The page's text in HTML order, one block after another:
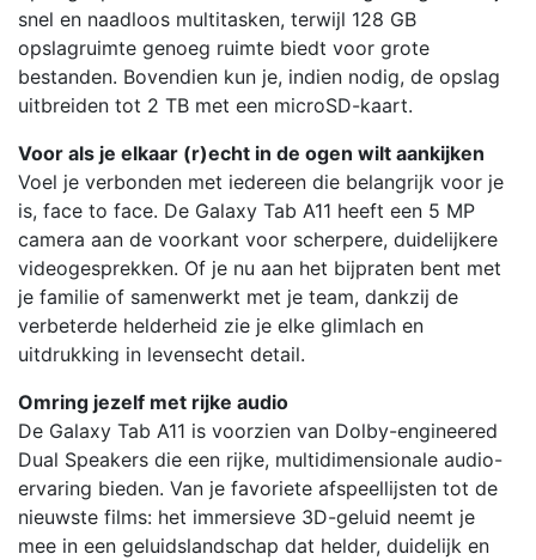
snel en naadloos multitasken, terwijl 128 GB
opslagruimte genoeg ruimte biedt voor grote
bestanden. Bovendien kun je, indien nodig, de opslag
uitbreiden tot 2 TB met een microSD-kaart.
Voor als je elkaar (r)echt in de ogen wilt aankijken
Voel je verbonden met iedereen die belangrijk voor je
is, face to face. De Galaxy Tab A11 heeft een 5 MP
camera aan de voorkant voor scherpere, duidelijkere
videogesprekken. Of je nu aan het bijpraten bent met
je familie of samenwerkt met je team, dankzij de
verbeterde helderheid zie je elke glimlach en
uitdrukking in levensecht detail.
Omring jezelf met rijke audio
De Galaxy Tab A11 is voorzien van Dolby-engineered
Dual Speakers die een rijke, multidimensionale audio-
ervaring bieden. Van je favoriete afspeellijsten tot de
nieuwste films: het immersieve 3D-geluid neemt je
mee in een geluidslandschap dat helder, duidelijk en